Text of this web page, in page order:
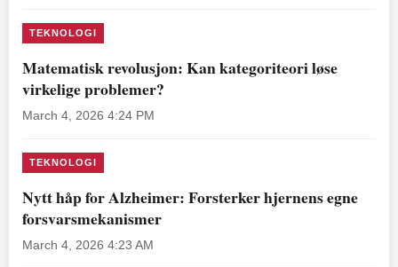
TEKNOLOGI
Matematisk revolusjon: Kan kategoriteori løse
virkelige problemer?
March 4, 2026 4:24 PM
TEKNOLOGI
Nytt håp for Alzheimer: Forsterker hjernens egne
forsvarsmekanismer
March 4, 2026 4:23 AM